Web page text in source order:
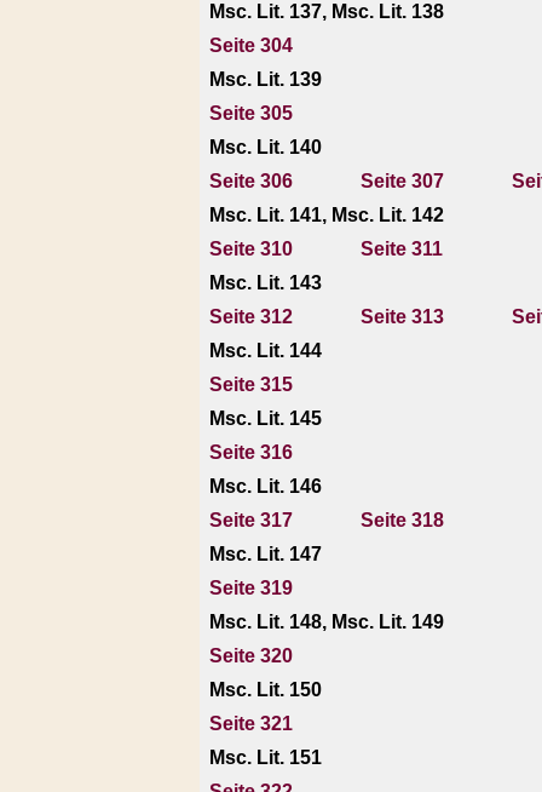
Msc. Lit. 137, Msc. Lit. 138
Seite 304
Msc. Lit. 139
Seite 305
Msc. Lit. 140
Seite 306
Seite 307
Msc. Lit. 141, Msc. Lit. 142
Seite 310
Seite 311
Msc. Lit. 143
Seite 312
Seite 313
Msc. Lit. 144
Seite 315
Msc. Lit. 145
Seite 316
Msc. Lit. 146
Seite 317
Seite 318
Msc. Lit. 147
Seite 319
Msc. Lit. 148, Msc. Lit. 149
Seite 320
Msc. Lit. 150
Seite 321
Msc. Lit. 151